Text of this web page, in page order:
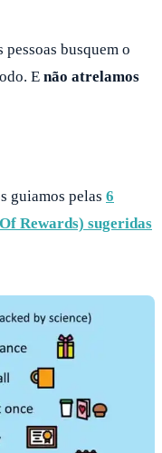
pessoas busquem o
E não atrelamos
guiamos pelas 6
Rewards) sugeridas